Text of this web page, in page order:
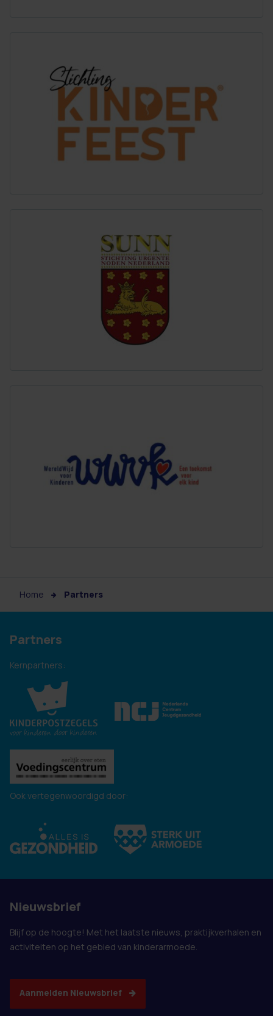
Home Partners
Partners
Kernpartners:
Ook vertegenwoordigd door:
Nieuwsbrief
Blijf op de hoogte! Met het laatste nieuws, praktijkverhalen en
activiteiten op het gebied van kinderarmoede.
Aanmelden Nieuwsbrief